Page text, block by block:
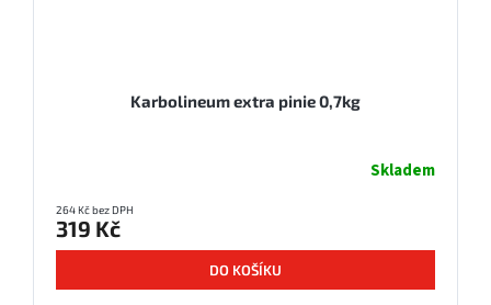
Karbolineum extra pinie 0,7kg
Skladem
264 Kč bez DPH
319 Kč
DO KOŠÍKU